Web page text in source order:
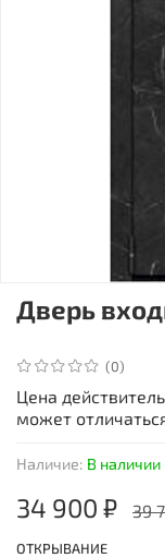
(0)
Наличие: В наличии
Дверь
34 900 ₽ 39
ОТКРЫВАНИЕ
Цена
может